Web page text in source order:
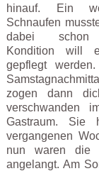
hinauf. Ein
Schnaufen
dabei
Kondition will
gepflegt
zogen dann
verschwanden
Gastraum.
vergangenen
nun waren die
angelangt. Am